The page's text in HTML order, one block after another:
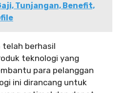
Tunjangan, Benefit,
telah berhasil
teknologi yang
para pelanggan
ini dirancang untuk